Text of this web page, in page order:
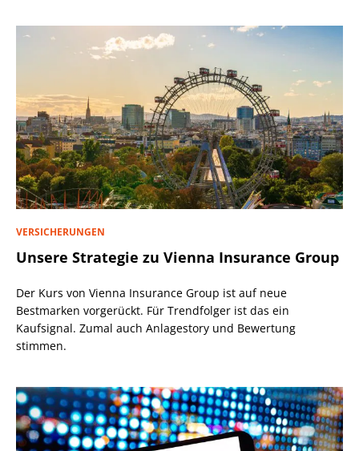
VERSICHERUNGEN
Unsere Strategie zu Vienna Insurance Group
Der Kurs von Vienna Insurance Group ist auf neue
Bestmarken vorgerückt. Für Trendfolger ist das ein
Kaufsignal. Zumal auch Anlagestory und Bewertung
stimmen.